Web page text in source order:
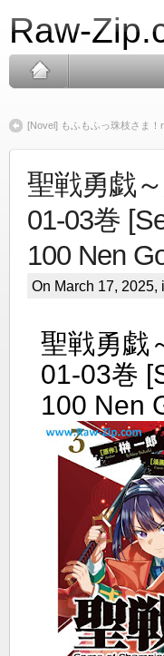
Raw-
[Novel] もふもふっ珠枝さま
聖戦勇戯
01-03巻
100 Nen
On March 17, 2025,
聖戦勇戯
01-03巻
100 Nen